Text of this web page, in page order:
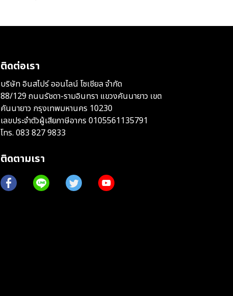
ติดต่อเรา
บริษัท อินสไปร์ ออนไลน์ โซเชียล จำกัด
88/129 ถนนรัชดา-รามอินทรา แขวงคันนายาว เขต
คันนายาว กรุงเทพมหานคร 10230
เลขประจำตัวผู้เสียภาษีอากร 0105561135791
โทร. 083 827 9833
ติดตามเรา